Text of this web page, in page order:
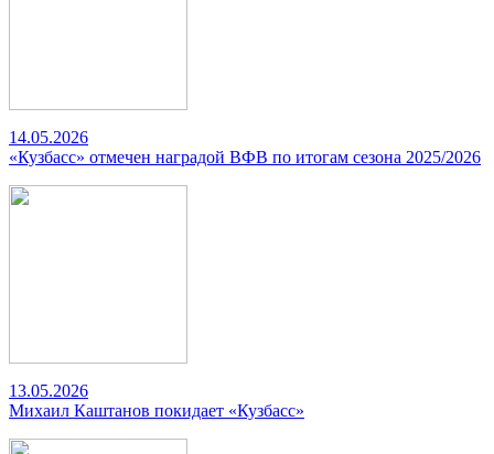
14.05.2026
«Кузбасс» отмечен наградой ВФВ по итогам сезона 2025/2026
13.05.2026
Михаил Каштанов покидает «Кузбасс»